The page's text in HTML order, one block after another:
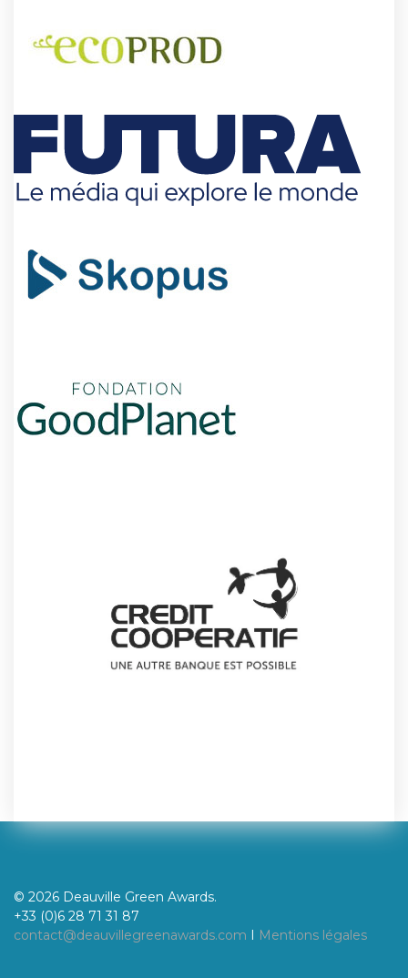
© 2026 Deauville Green Awards.
+33 (0)6 28 71 31 87
contact@deauvillegreenawards.com I Mentions légales